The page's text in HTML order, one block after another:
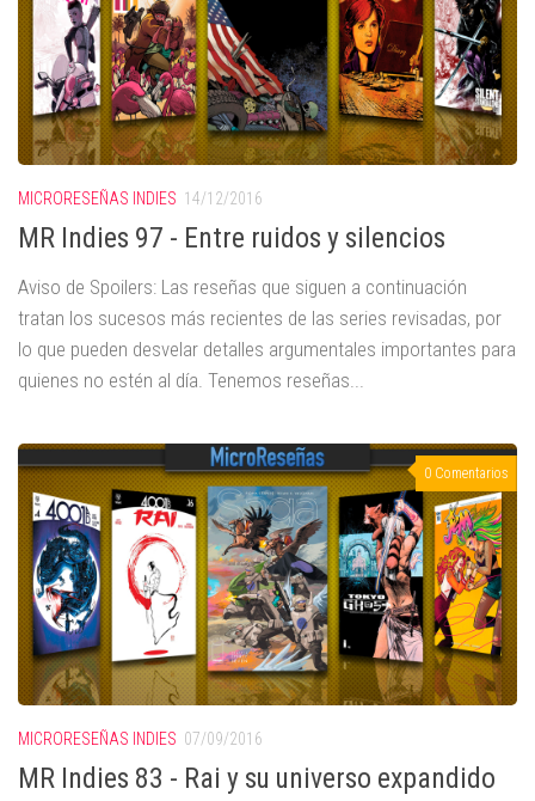
MICRORESEÑAS INDIES 14/12/2016
MR Indies 97 - Entre ruidos y silencios
Aviso de Spoilers: Las reseñas que siguen a continuación
tratan los sucesos más recientes de las series revisadas, por
lo que pueden desvelar detalles argumentales importantes para
quienes no estén al día. Tenemos reseñas...
0 Comentarios
MICRORESEÑAS INDIES 07/09/2016
MR Indies 83 - Rai y su universo expandido